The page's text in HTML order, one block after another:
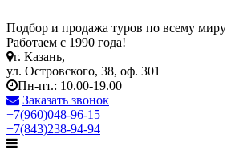
Подбор и продажа туров по всему миру
Работаем с 1990 года!
г. Казань,
ул. Островского, 38, оф. 301
Пн-пт.: 10.00-19.00
Заказать звонок
+7(960)048-96-15
+7(843)238-94-94